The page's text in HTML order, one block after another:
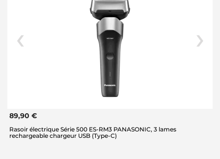
89,90 €
Rasoir électrique Série 500 ES-RM3 PANASONIC, 3 lames
rechargeable chargeur USB (Type-C)